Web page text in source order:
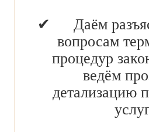
Даём
вопросам
процедур
ведём
детализацию